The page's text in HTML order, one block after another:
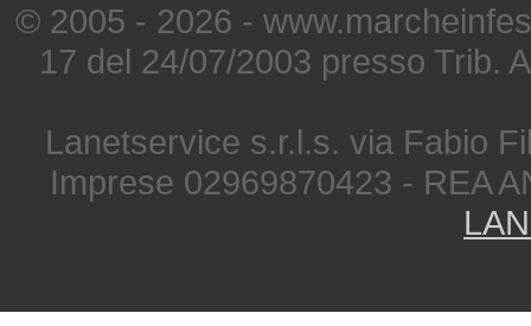
© 2005 - 2026 -
17 del 24/07/2003 presso Trib.
Lanetservice s.r.l.s. via Fabio
Imprese 02969870423 - REA